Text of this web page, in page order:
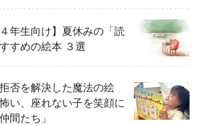
年生向け】夏休みの「読
すめの絵本 ３選
否を解決した魔法の絵
い、座れない子を笑顔に
間たち」